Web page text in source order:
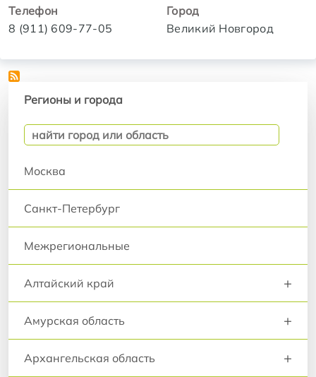
Телефон
8 (911) 609-77-05
Город
Великий Новгород
Регионы и города
Москва
Санкт-Петербург
Межрегиональные
Алтайский край +
Амурская область +
Архангельская область +